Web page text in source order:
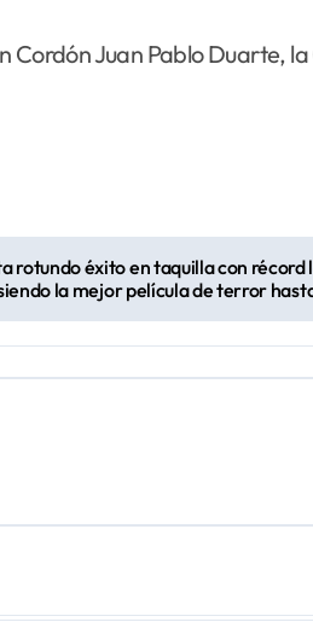
Cordón Juan Pablo Duarte,
rotundo éxito en taquilla con récord
la mejor película de terror